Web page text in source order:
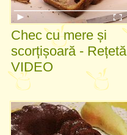
Chec cu mere și
scorțișoară - Rețetă
VIDEO